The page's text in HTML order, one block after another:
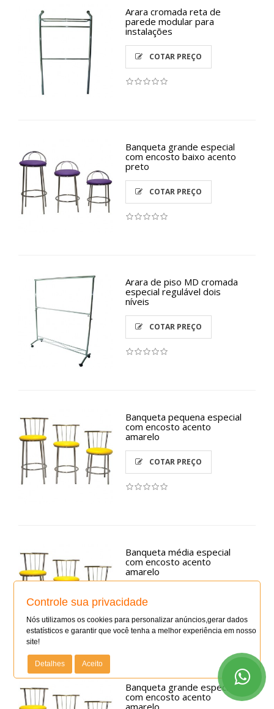
Arara cromada reta de
parede modular para
instalações
COTAR PREÇO
Banqueta grande especial
com encosto baixo acento
preto
COTAR PREÇO
Arara de piso MD cromada
especial regulável dois
níveis
COTAR PREÇO
Banqueta pequena especial
com encosto acento
amarelo
COTAR PREÇO
Banqueta média especial
com encosto acento
amarelo
Banqueta grande especial
com encosto acento
amarelo
Controle sua privacidade
Nós utilizamos os cookies para personalizar anúncios,gerar dados
estatísticos e garantir que você tenha a melhor experiência em nosso
site!
Detalhes Aceito